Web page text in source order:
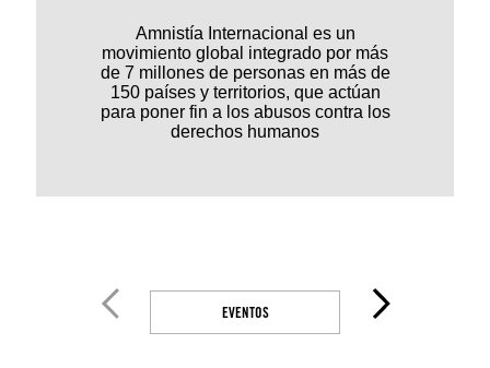
Amnistía Internacional es un
movimiento global integrado por más
de 7 millones de personas en más de
150 países y territorios, que actúan
para poner fin a los abusos contra los
derechos humanos
EVENTOS RESPONDE LA